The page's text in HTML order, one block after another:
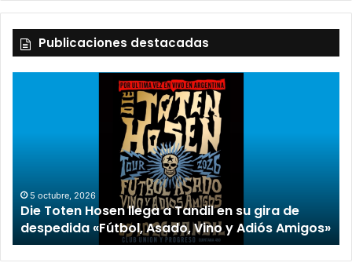
Publicaciones destacadas
2 octubre, 2026
“TIRRIA” llega a Tandil con un elenco de lujo
encabezado por Capusotto, Spregelburd y
Stefani